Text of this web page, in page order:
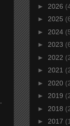
► 2026
► 2025
► 2024
► 2023
► 2022
► 2021
► 2020
► 2019
► 2018
► 2017